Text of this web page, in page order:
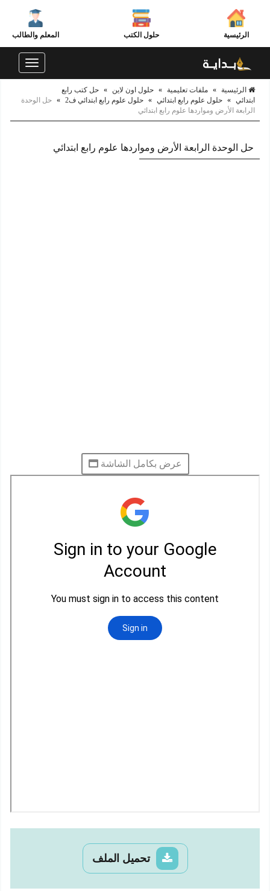
الرئيسية حلول الكتب المعلم والطالب
Toggle
الرئيسية » ملفات تعليمية » حلول اون لاين » حل كتب رابع
ابتدائي » حلول علوم رابع ابتدائي » حلول علوم رابع ابتدائي ف2 » حل الوحدة
الرابعة الأرض ومواردها علوم رابع ابتدائي
حل الوحدة الرابعة الأرض ومواردها علوم رابع ابتدائي
عرض بكامل الشاشة
تحميل الملف